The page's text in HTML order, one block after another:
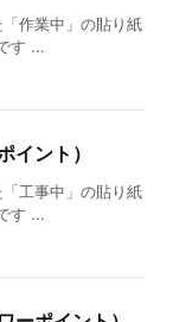
作業中」の貼り紙
す ...
イント）
工事中」の貼り紙
す ...